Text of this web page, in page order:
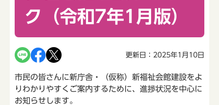
ク（令和7年1月版）
更新日：2025年1月10日
市民の皆さんに新庁舎・（仮称）新福祉会館建設をよ
りわかりやすくご案内するために、進捗状況を中心に
お知らせします。